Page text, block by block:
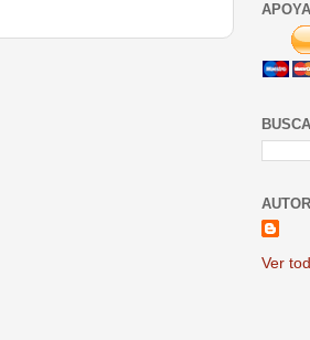
Ver